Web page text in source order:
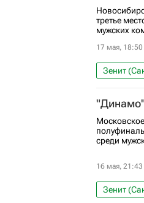
третье
мужских
17 мая, 18:50
Зенит
Кубок
Кубок
среди
16 мая, 21:43
Зенит